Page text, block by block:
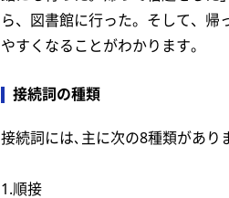
ら、図書館に行った。そして、
やすくなることがわかります。
接続詞の種類
接続詞には､主に次の8種類があり
1.順接